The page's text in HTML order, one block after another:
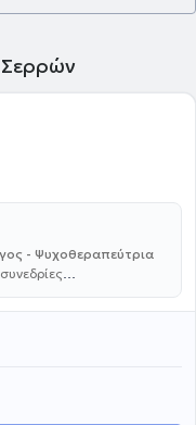
- Ψυχοθεραπεύτρια
και
πρακτική
ινστιτούτο του